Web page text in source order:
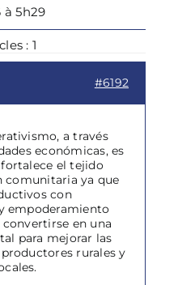
à 5h29
: 1
#6192
a través
económicas, es
el tejido
comunitaria ya que
con
empoderamiento
en una
para mejorar las
rurales y